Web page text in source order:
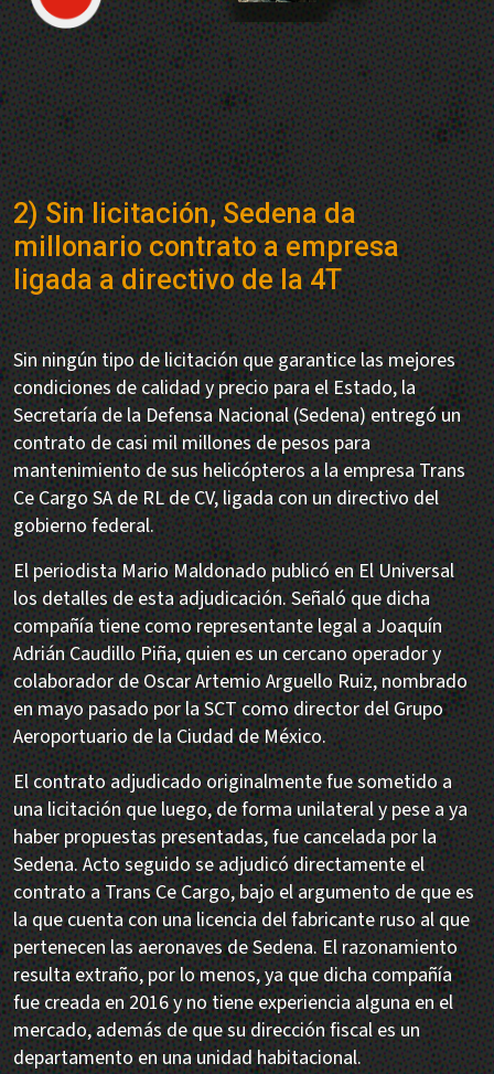
2) Sin licitación, Sedena da
millonario contrato a empresa
ligada a directivo de la 4T
Sin ningún tipo de licitación que garantice las mejores
condiciones de calidad y precio para el Estado, la
Secretaría de la Defensa Nacional (Sedena) entregó un
contrato de casi mil millones de pesos para
mantenimiento de sus helicópteros a la empresa Trans
Ce Cargo SA de RL de CV, ligada con un directivo del
gobierno federal.
El periodista Mario Maldonado publicó en El Universal
los detalles de esta adjudicación. Señaló que dicha
compañía tiene como representante legal a Joaquín
Adrián Caudillo Piña, quien es un cercano operador y
colaborador de Oscar Artemio Arguello Ruiz, nombrado
en mayo pasado por la SCT como director del Grupo
Aeroportuario de la Ciudad de México.
El contrato adjudicado originalmente fue sometido a
una licitación que luego, de forma unilateral y pese a ya
haber propuestas presentadas, fue cancelada por la
Sedena. Acto seguido se adjudicó directamente el
contrato a Trans Ce Cargo, bajo el argumento de que es
la que cuenta con una licencia del fabricante ruso al que
pertenecen las aeronaves de Sedena. El razonamiento
resulta extraño, por lo menos, ya que dicha compañía
fue creada en 2016 y no tiene experiencia alguna en el
mercado, además de que su dirección fiscal es un
departamento en una unidad habitacional.